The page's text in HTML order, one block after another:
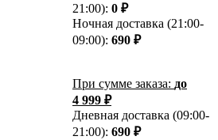
21:00): 0 ₽
Ночная доставка (21:00-
09:00): 690 ₽
При сумме заказа: до
4 999 ₽
Дневная доставка (09:00-
21:00): 690 ₽